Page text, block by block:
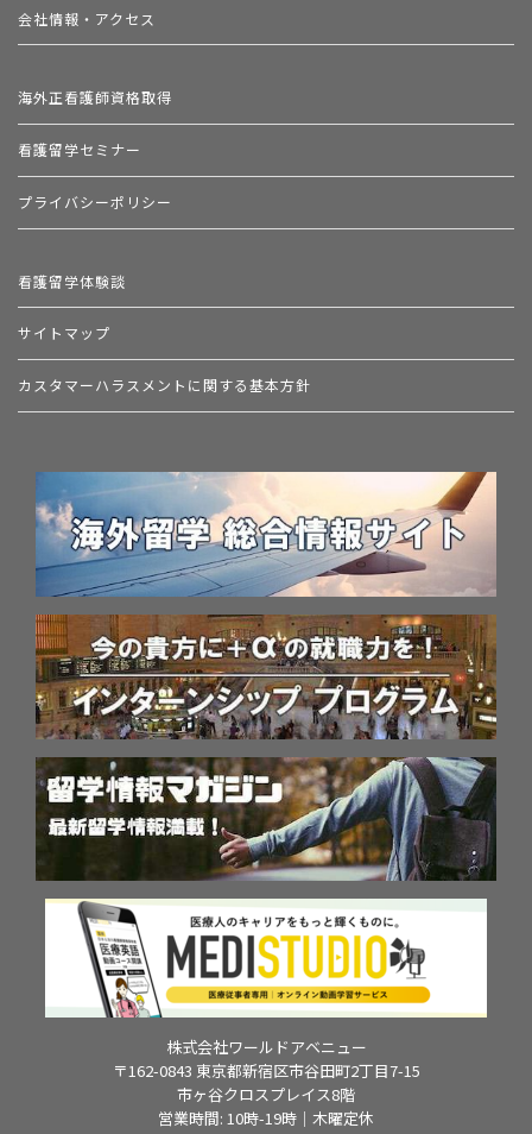
会社情報・アクセス
海外正看護師資格取得
看護留学セミナー
プライバシーポリシー
看護留学体験談
サイトマップ
カスタマーハラスメントに関する基本方針
株式会社ワールドアベニュー
〒162-0843 東京都新宿区市谷田町2丁目7-15
市ヶ谷クロスプレイス8階
営業時間: 10時-19時｜木曜定休